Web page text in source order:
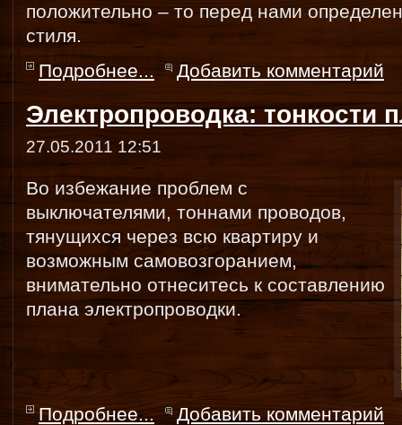
положительно – то перед нами
стиля.
Подробнее...
Добавить комментарий
Электропроводка: тонкости
27.05.2011 12:51
Во избежание проблем с
выключателями, тоннами проводов,
тянущихся через всю квартиру и
возможным самовозгоранием,
внимательно отнеситесь к составлению
плана электропроводки.
Подробнее... Добавить комментарий